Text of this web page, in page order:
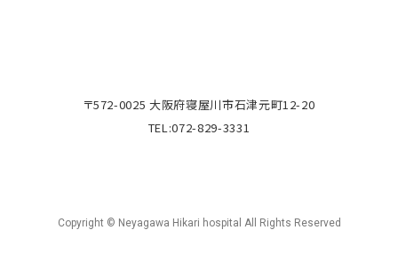
〒572-0025 大阪府寝屋川市石津元町12-20
TEL:072-829-3331
Copyright © Neyagawa Hikari hospital All Rights Reserved